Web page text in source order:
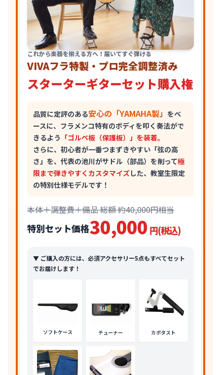
これから楽器を揃える方へ！届いてすぐ弾ける
VIVAフラ特製・プロ完全調整済み
スターターギターセット購入権
品質に定評のある安心の「YAMAHA製」をベ
ースに、フラメンコ特有のボディを叩く奏法がで
きるよう 「ゴルペ板（保護板）」を装着。
さらに、初心者が一番つまずきやすい「弦の高
さ」を、代表の池川がサドル（部品）を削って極
限まで弾きやすくカスタマイズした、教室生限定
の特別仕様モデルです！
本体＋調整費＋備品 総額 約40,000円相当
特別セット価格30,000 円(税込)
▼ ご購入の方には、必須アクセサリー5点もすべてセット
でお届けします！
ソフトケース チューナー カポタスト